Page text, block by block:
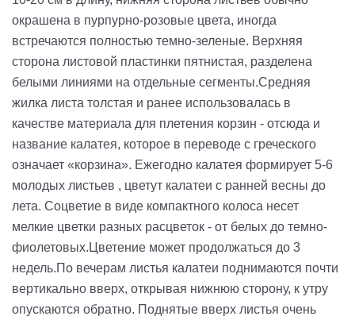
окрашена в пурпурно-розовые цвета, иногда
встречаются полностью темно-зеленые. Верхняя
сторона листовой пластинки пятнистая, разделена
белыми линиями на отдельные сегменты.Средняя
жилка листа толстая и ранее использовалась в
качестве материала для плетения корзин - отсюда и
название калатея, которое в переводе с греческого
означает «корзина». Ежегодно калатея формирует 5-6
молодых листьев , цветут калатеи с ранней весны до
лета. Соцветие в виде компактного колоса несет
мелкие цветки разных расцветок - от белых до темно-
фиолетовых.Цветение может продолжаться до 3
недель.По вечерам листья калатеи поднимаются почти
вертикально вверх, открывая нижнюю сторону, к утру
опускаются обратно. Поднятые вверх листья очень